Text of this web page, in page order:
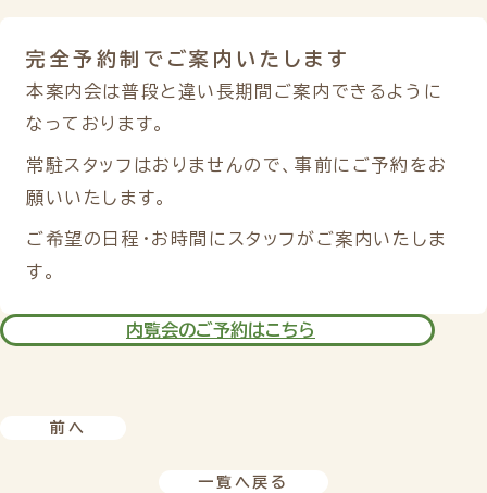
完全予約制で ご案内いたします
本案内会は普段と違い長期間ご案内できるように
なっております。
常駐スタッフはおりませんので、事前にご予約をお
願いいたします。
ご希望の日程・お時間にスタッフがご案内いたしま
す。
内覧会のご予約はこちら
前へ
一覧へ戻る